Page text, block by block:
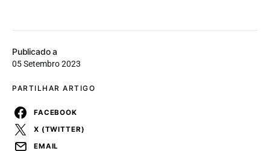
Publicado a
05 Setembro 2023
PARTILHAR ARTIGO
FACEBOOK
X (TWITTER)
EMAIL